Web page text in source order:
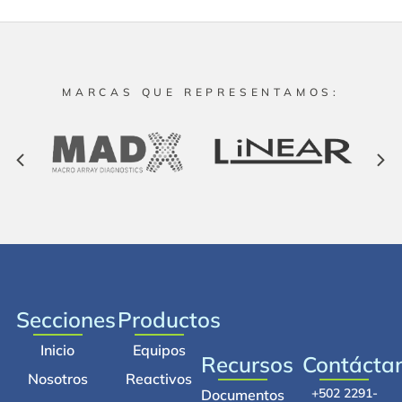
MARCAS QUE REPRESENTAMOS:
Secciones
Inicio
Nosotros
Productos
Equipos
Reactivos
Recursos
Documentos +502 2291-